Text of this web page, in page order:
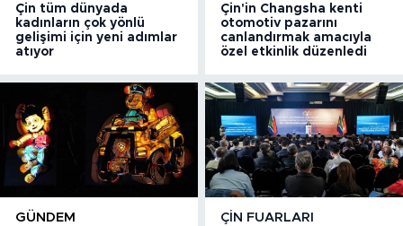
Çin tüm dünyada
kadınların çok yönlü
gelişimi için yeni adımlar
atıyor
Çin'in Changsha kenti
otomotiv pazarını
canlandırmak amacıyla
özel etkinlik düzenledi
GÜNDEM ÇIN FUARLARI